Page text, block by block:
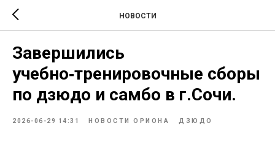
НОВОСТИ
Завершились
учебно‑тренировочные сборы
по дзюдо и самбо в г.Сочи.
2026-06-29 14:31 НОВОСТИ ОРИОНА ДЗЮДО